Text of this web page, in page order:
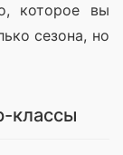
которое вы
сезона, но
классы